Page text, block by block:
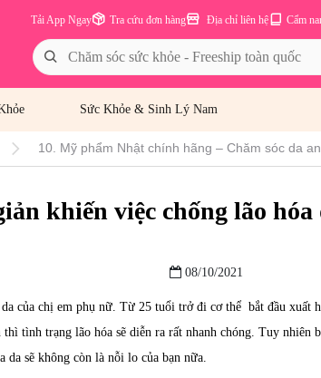
Cẩm
Địa chỉ liên hệ
Tra cứu đơn hàng
Tải App Ngay
Sức Khỏe & Sinh Lý Nam
10. Mỹ phẩm Nhật chính hãng – Chăm sóc da
khiến việc chống lão
08/10/2021
của chị em phụ nữ. Từ 25 tuổi trở đi cơ thể bắt đầu xuất
thì tình trạng lão hóa sẽ diễn ra rất nhanh chóng. Tuy nhiên
sẽ không còn là nỗi lo của bạn nữa.